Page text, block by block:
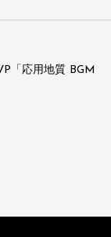
「応用地質 BGM